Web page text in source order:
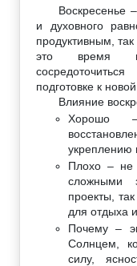
Воскресенье
и духовного
продуктивным,
это время
подготовке к
Влияние
Хорошо
укреплению
Плохо – не
сложными
проекты,
для отдыха
Почему –
Солнцем,
силу,